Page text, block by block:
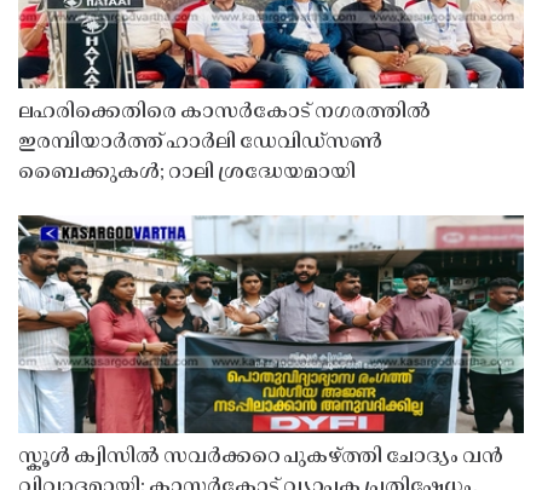
ലഹരിക്കെതിരെ കാസർകോട് നഗരത്തിൽ
ഇരമ്പിയാർത്ത് ഹാർലി ഡേവിഡ്‌സൺ
ബൈക്കുകൾ; റാലി ശ്രദ്ധേയമായി
സ്കൂൾ ക്വിസിൽ സവർക്കറെ പുകഴ്ത്തി ചോദ്യം വൻ